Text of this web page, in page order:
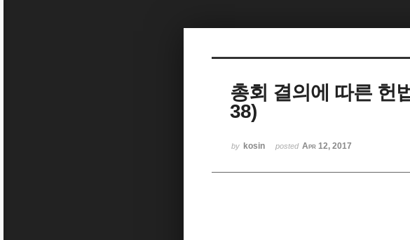
총회 결의에 따른 헌
38)
by kosin posted Apr 12, 2017
Sketchbook5, 스케치북5
Sketchbook5, 스케치북5